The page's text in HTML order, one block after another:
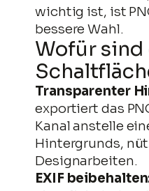
wichtig ist, ist
bessere Wahl.
Wofür sind
Transparenter
exportiert das
Kanal anstelle
Hintergrunds,
Designarbeiten.
EXIF